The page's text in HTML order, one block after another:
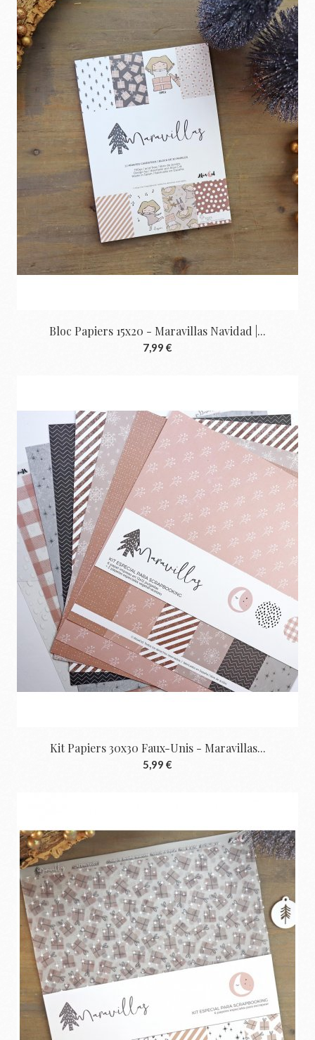
Bloc Papiers 15x20 - Maravillas Navidad |...
7,99 €
Kit Papiers 30x30 Faux-Unis - Maravillas...
5,99 €